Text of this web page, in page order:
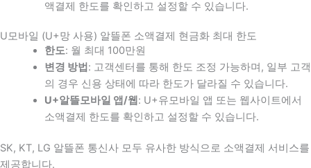
액결제 한도를 확인하고 설정할 수 있습니다.
U모바일 (U+망 사용) 알뜰폰 소액결제 현금화 최대 한도
한도: 월 최대 100만원
변경 방법 : 고객센터를 통해 한도 조정 가능하며, 일부 고객
의 경우 신용 상태에 따라 한도가 달라질 수 있습니다.
U+알뜰모바일 앱/웹 : U+유모바일 앱 또는 웹사이트에서
소액결제 한도를 확인하고 설정할 수 있습니다.
SK, KT, LG 알뜰폰 통신사 모두 유사한 방식으로 소액결제 서비스를
제공합니다.